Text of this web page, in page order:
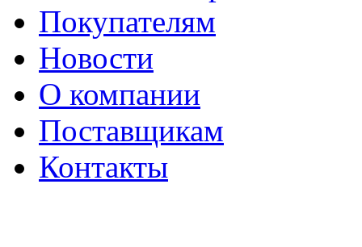
Покупателям
Новости
О компании
Поставщикам
Контакты